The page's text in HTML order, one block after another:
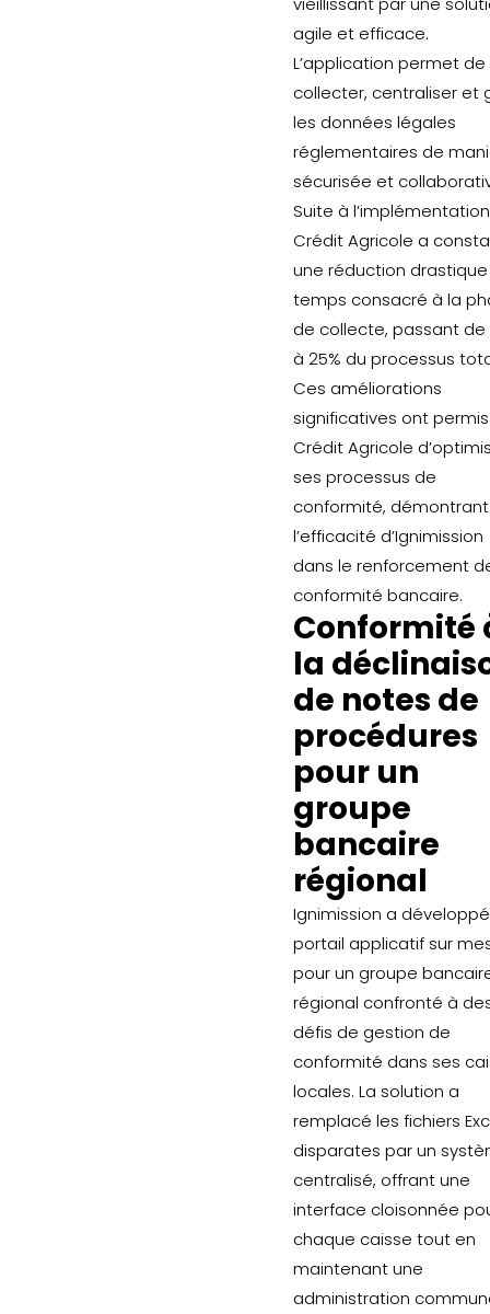
agile et efficace.
L’application permet de
collecter, centraliser et
les données légales
réglementaires de
sécurisée et
Suite à
Crédit Agricole a
une réduction
temps consacré à la
de collecte, passant de
à 25% du processus
Ces améliorations
significatives ont
Crédit Agricole
ses processus de
conformité, démontrant
l’efficacité d’Ignimission
dans le renforcement
conformité bancaire.
Conformité
la
de notes de
procédures
pour un
groupe
bancaire
régional
Ignimission a
portail applicatif sur
pour un groupe
régional confronté à
défis de gestion de
conformité dans ses
locales. La solution a
remplacé les fichiers
disparates par un
centralisé, offrant une
interface cloisonnée
chaque caisse tout en
maintenant une
administration